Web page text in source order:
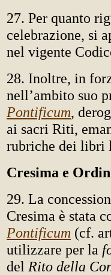
27. Per quanto
celebrazione, si
nel vigente
28. Inoltre, in
nell’ambito suo
Pontificum,
ai sacri Riti,
rubriche dei libri
Cresima e
29. La
Cresima è stata
Pontificum (cf.
utilizzare per la
del Rito della